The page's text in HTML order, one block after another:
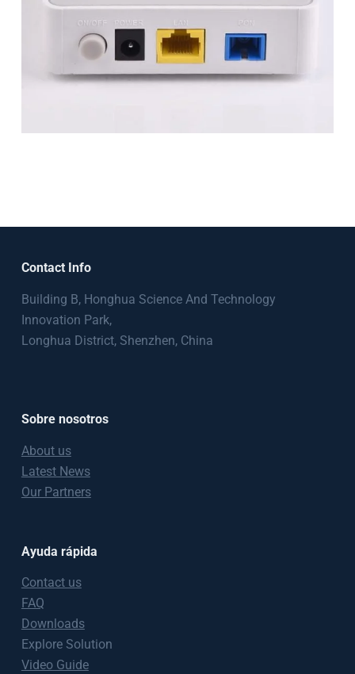
Contact Info
Building B, Honghua Science And Technology
Innovation Park,
Longhua District, Shenzhen, China
Sobre nosotros
About us
Latest News
Our Partners
Ayuda rápida
Contact us
FAQ
Downloads
Explore Solution
Video Guide